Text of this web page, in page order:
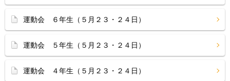
運動会 ６年生（５月２３・２４日）
運動会 ５年生（５月２３・２４日）
運動会 ４年生（５月２３・２４日）